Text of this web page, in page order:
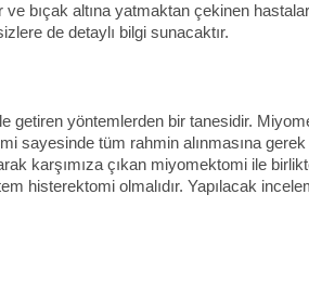
bıçak altına yatmaktan çekinen
de detaylı bilgi sunacaktır.
getiren yöntemlerden bir tanesidir.
sayesinde tüm rahmin alınmasına
karşımıza çıkan miyomektomi ile
histerektomi olmalıdır. Yapılacak